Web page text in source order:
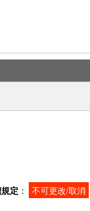
定 ： 不可更改/取消